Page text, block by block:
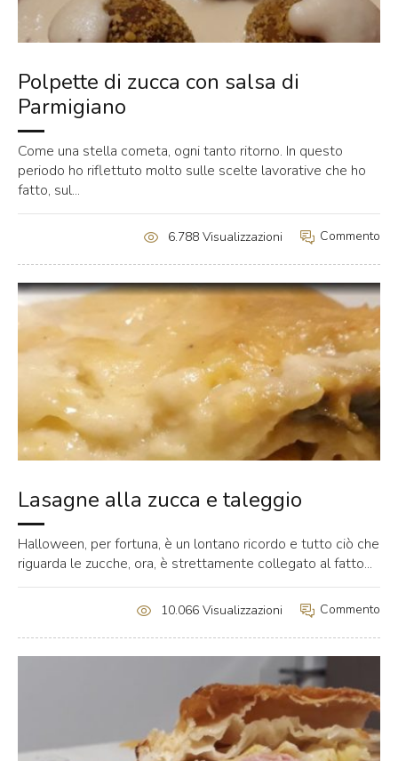
Polpette di zucca con salsa di
Parmigiano
Come una stella cometa, ogni tanto ritorno. In questo
periodo ho riflettuto molto sulle scelte lavorative che ho
fatto, sul...
Commento
6.788 Visualizzazioni
Lasagne alla zucca e taleggio
Halloween, per fortuna, è un lontano ricordo e tutto ciò che
riguarda le zucche, ora, è strettamente collegato al fatto...
Commento
10.066 Visualizzazioni